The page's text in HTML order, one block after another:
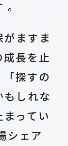
ますま
長を止
探すの
しれな
ってい
シェア